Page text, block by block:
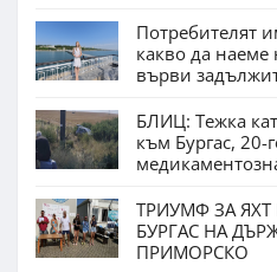
Потребителят
какво да
върви
БЛИЦ: Тежка
към Бургас,
ТРИУМФ ЗА
БУРГАС НА
ПРИМОРСКО